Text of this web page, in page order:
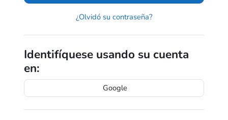
¿Olvidó su contraseña?
Identifíquese usando su cuenta
en:
Google